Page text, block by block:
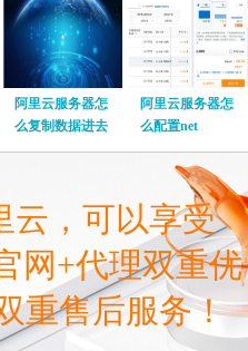
阿里云服务器怎
么复制数据进去
阿里云服务器怎
么配置net
云，可以享受
网+代理双重优
重售后服务！